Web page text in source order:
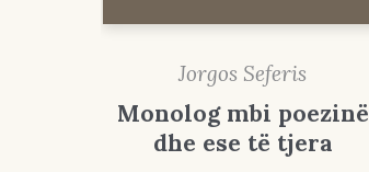
Jorgos Seferis
Monolog mbi poezinë
dhe ese të tjera